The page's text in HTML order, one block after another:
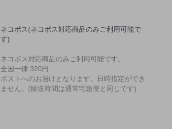
ネコポス(ネコポス対応商品のみご利用可能で
す)
ネコポス対応商品のみご利用可能です。
全国一律:320円
ポストへのお届けとなります。日時指定ができ
ません。(輸送時間は通常宅急便と同じです)